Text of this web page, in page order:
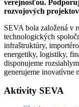
verejnosťou.
rozvojových
SEVA bola založená v
technologických
infraštruktúry,
energetiky, logistiky,
disponujeme
generujeme inovatívne
Aktivity SEVA